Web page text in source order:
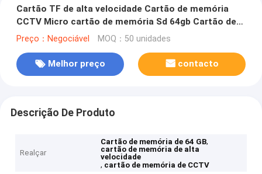
Cartão TF de alta velocidade Cartão de memória
CCTV Micro cartão de memória Sd 64gb Cartão de
memória Sd CCTV
Preço：Negociável MOQ：50 unidades
Melhor preço contacto
Descrição De Produto
Realçar
Cartão de memória de 64 GB,
cartão de memória de alta
velocidade
, cartão de memória de CCTV